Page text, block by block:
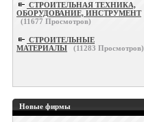
СТРОИТЕЛЬНАЯ ТЕХНИКА,
ОБОРУДОВАНИЕ, ИНСТРУМЕНТ
(11677 Просмотров)
СТРОИТЕЛЬНЫЕ
МАТЕРИАЛЫ
(11283 Просмотров)
Новые фирмы